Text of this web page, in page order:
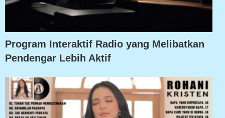
Program Interaktif Radio yang Melibatkan
Pendengar Lebih Aktif